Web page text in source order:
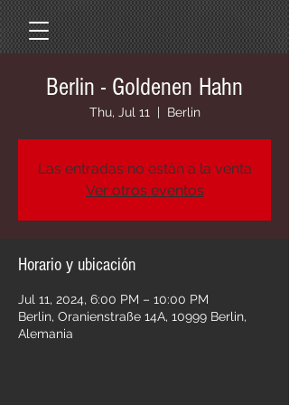
Berlin - Goldenen Hahn
Thu, Jul 11
  |
Berlin
Las entradas no están a la venta
Ver otros eventos
Horario y ubicación
Jul 11, 2024, 6:00 PM – 10:00 PM
Berlin, Oranienstraße 14A, 10999 Berlin,
Alemania